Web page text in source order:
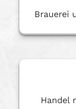
Brauerei
Handel